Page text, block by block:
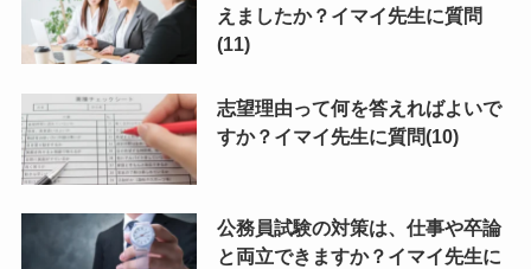
えましたか？イマイ先生に質問
(11)
志望理由って何を答えればよいで
すか？イマイ先生に質問(10)
公務員試験の対策は、仕事や卒論
と両立できますか？イマイ先生に